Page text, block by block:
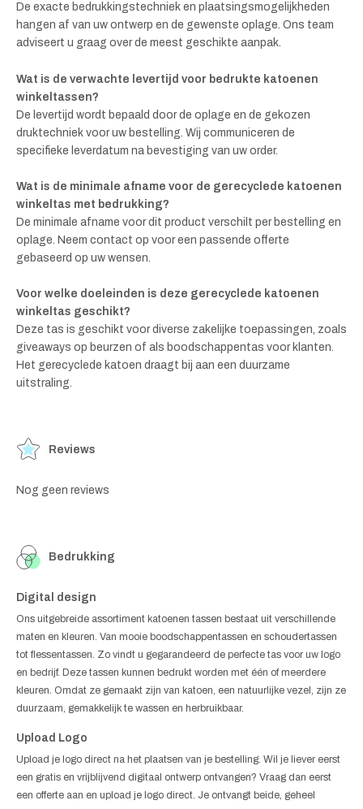
De exacte bedrukkingstechniek en plaatsingsmogelijkheden
hangen af van uw ontwerp en de gewenste oplage. Ons team
adviseert u graag over de meest geschikte aanpak.
Wat is de verwachte levertijd voor bedrukte katoenen
winkeltassen?
De levertijd wordt bepaald door de oplage en de gekozen
druktechniek voor uw bestelling. Wij communiceren de
specifieke leverdatum na bevestiging van uw order.
Wat is de minimale afname voor de gerecyclede katoenen
winkeltas met bedrukking?
De minimale afname voor dit product verschilt per bestelling en
oplage. Neem contact op voor een passende offerte
gebaseerd op uw wensen.
Voor welke doeleinden is deze gerecyclede katoenen
winkeltas geschikt?
Deze tas is geschikt voor diverse zakelijke toepassingen, zoals
giveaways op beurzen of als boodschappentas voor klanten.
Het gerecyclede katoen draagt bij aan een duurzame
uitstraling.
Reviews
Nog geen reviews
Bedrukking
Digital design
Ons uitgebreide assortiment katoenen tassen bestaat uit verschillende
maten en kleuren. Van mooie boodschappentassen en schoudertassen
tot flessentassen. Zo vindt u gegarandeerd de perfecte tas voor uw logo
en bedrijf. Deze tassen kunnen bedrukt worden met één of meerdere
kleuren. Omdat ze gemaakt zijn van katoen, een natuurlijke vezel, zijn ze
duurzaam, gemakkelijk te wassen en herbruikbaar.
Upload Logo
Upload je logo direct na het plaatsen van je bestelling. Wil je liever eerst
een gratis en vrijblijvend digitaal ontwerp ontvangen? Vraag dan eerst
een offerte aan en upload je logo direct. Je ontvangt beide, geheel